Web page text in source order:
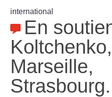
international
En
Marseille,